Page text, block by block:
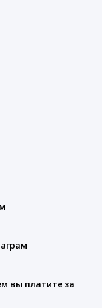
вы платите за